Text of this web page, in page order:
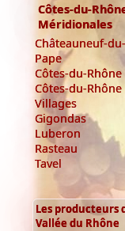
Côtes-du-
Méridionales
Châteauneuf-du-
Pape
Côtes-du-Rhône
Côtes-du-Rhône
Villages
Gigondas
Luberon
Rasteau
Tavel
Les producteurs
Vallée du Rhône